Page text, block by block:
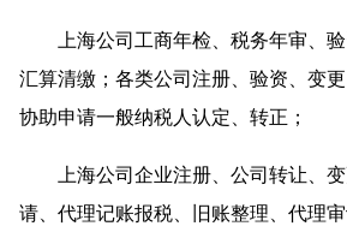
上海公司工商年检、税务年审、验
汇算清缴；各类公司注册、验资、变
协助申请一般纳税人认定、转正；
上海公司企业注册、公司转让、
请、代理记账报税、旧账整理、代理